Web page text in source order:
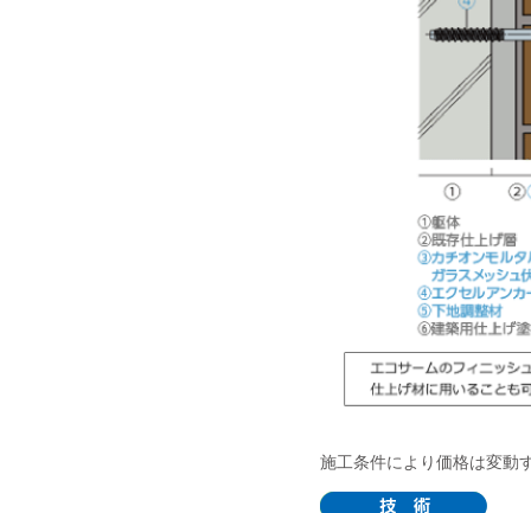
施工条件により価格は変動